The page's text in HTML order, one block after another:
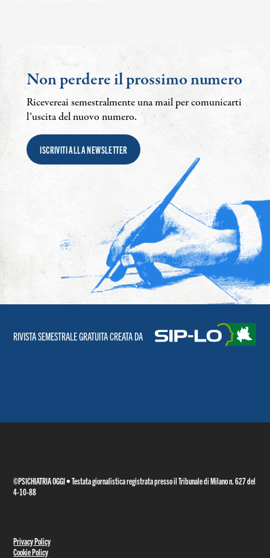
Non perdere il prossimo numero
Ricevereai semestralmente una mail per comunicarti
l’uscita del nuovo numero.
ISCRIVITI ALLA NEWSLETTER
RIVISTA SEMESTRALE GRATUITA CREATA DA
©PSICHIATRIA OGGI • Testata giornalistica registrata presso il Tribunale di Milano n. 627 del
4-10-88
Privacy Policy
Cookie Policy